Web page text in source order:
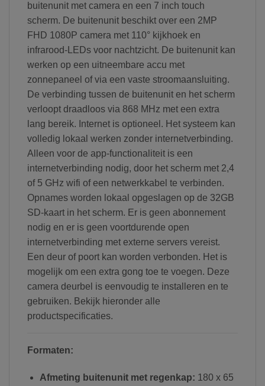
buitenunit met camera en een 7 inch touch
scherm. De buitenunit beschikt over een 2MP
FHD 1080P camera met 110° kijkhoek en
infrarood-LEDs voor nachtzicht. De buitenunit kan
werken op een uitneembare accu met
zonnepaneel of via een vaste stroomaansluiting.
De verbinding tussen de buitenunit en het scherm
verloopt draadloos via 868 MHz met een extra
lang bereik. Internet is optioneel. Het systeem kan
volledig lokaal werken zonder internetverbinding.
Alleen voor de app-functionaliteit is een
internetverbinding nodig, door het scherm met 2,4
of 5 GHz wifi of een netwerkkabel te verbinden.
Opnames worden lokaal opgeslagen op de 32GB
SD-kaart in het scherm. Er is geen abonnement
nodig en er is geen voortdurende open
internetverbinding met externe servers vereist.
Een deur of poort kan worden verbonden. Het is
mogelijk om een extra gong toe te voegen. Deze
camera deurbel is eenvoudig te installeren en te
gebruiken. Bekijk hieronder alle
productspecificaties.
Formaten:
Afmeting buitenunit met regenkap: 180 x 65